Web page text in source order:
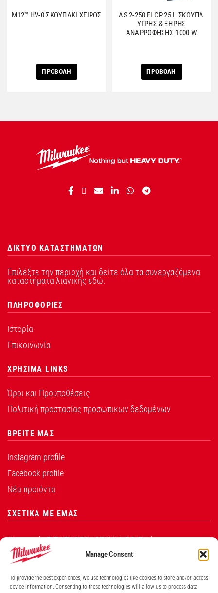
Manage Consent
To provide the best experiences, we use technologies like cookies to store and/or access
device information. Consenting to these technologies will allow us to process data
M12™ HV-0 ΣΚΟΥΠΑΚΙ ΧΕΙΡΟΣ
ΠΡΟΒΟΛΗ
AS 2-250 ELCP 25 L ΣΚΟΥΠΑ
ΥΓΡΗΣ & ΞΗΡΗΣ
ΑNAΡΡΟΦΗΣΗΣ 1000 W
ΠΡΟΒΟΛΗ
ΔΙΚΤΥΟ ΚΑΤΑΣΤΗΜΑΤΩΝ
Επιλέξτε την περιοχή και δείτε όλα τα συνεργαζόμενα
καταστήματα λιανικής εδώ.
ΠΛΗΡΟΦΟΡΙΕΣ
Ιστορία
Επικοινωνία
ΧΡΗΣΙΜΑ LINKS
Όροι και Προυποθέσεις
Πολιτική προστασίας προσωπικων δεδομένων
ΒΡΕΙΤΕ ΜΑΣ
Instagram profile
Facebook profile
Νέα προιόντα
ΣΧΕΤΙΚΑ ΜΕ ΕΜΑΣ
Η εταιρεία Σ.ΠΑΠΑΘΕΟ∆ΟΣΙΟΥ Α.Ε.Β.Ε. είναι ο
εξουσιοδοτημένος αντιπρόσωπος από την Techtronic
Industries Co. Ltd για τα προϊόντα που φέρουν το
λογότυπο Milwaukee στην Ελλάδα.